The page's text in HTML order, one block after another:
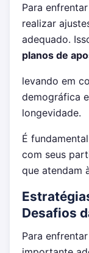
Para
realizar
adequado.
planos de
levando em
demográfica
longevidade.
É
com seus
que atendam
Desafios
Para